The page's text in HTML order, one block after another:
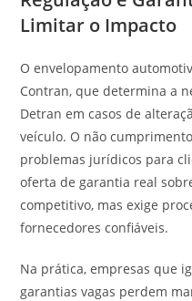
Limitar o Impacto
O envelopamento
Contran, que determina a
Detran em casos de
veículo. O não
problemas jurídicos para
oferta de garantia real
competitivo, mas exige
fornecedores confiáveis.
Na prática, empresas que
garantias vagas perdem